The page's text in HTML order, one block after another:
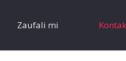
Zaufali mi